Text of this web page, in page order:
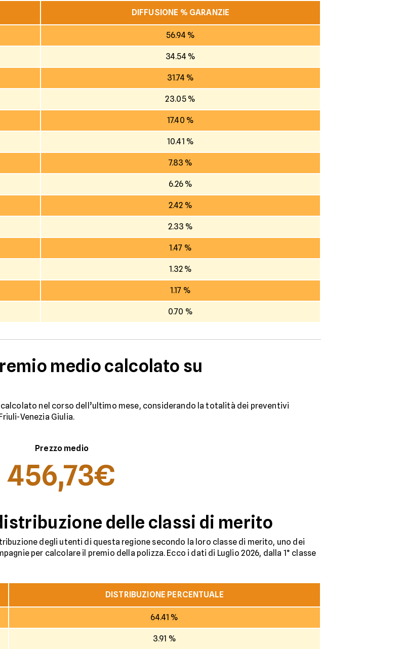
DIFFUSIONE % GARANZIE
56.94 %
34.54 %
31.74 %
23.05 %
17.40 %
10.41 %
7.83 %
6.26 %
2.42 %
2.33 %
1.47 %
1.32 %
1.17 %
0.70 %
medio calcolato su
nel corso dell’ultimo mese, considerando la totalità dei preventivi
Venezia Giulia.
Prezzo medio
456,73€
delle classi di merito
degli utenti di questa regione secondo la loro classe di merito, uno dei
per calcolare il premio della polizza. Ecco i dati di Luglio 2026, dalla 1° classe
DISTRIBUZIONE PERCENTUALE
64.41 %
3.91 %